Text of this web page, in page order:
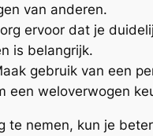
van anderen.
ervoor dat je
is belangrijk.
gebruik van een
een weloverwogen
te nemen, kun je